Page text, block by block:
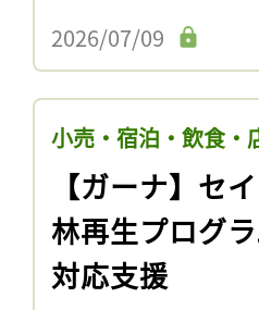
2026/07/09
小売・宿泊・飲食・
【ガーナ】セ
林再生プログ
対応支援